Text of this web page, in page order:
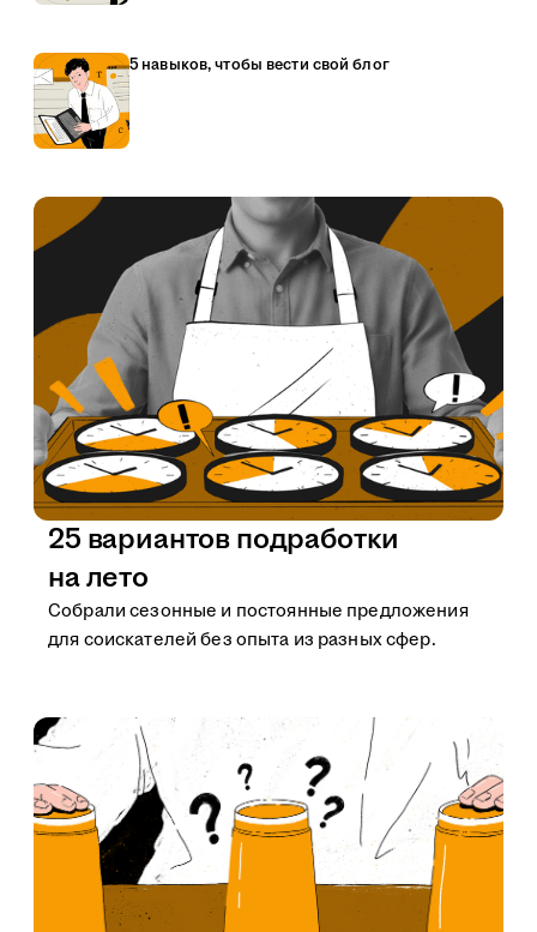
5 навыков, чтобы вести свой блог
25 вариантов подработки
на лето
Собрали сезонные и постоянные предложения
для соискателей без опыта из разных сфер.